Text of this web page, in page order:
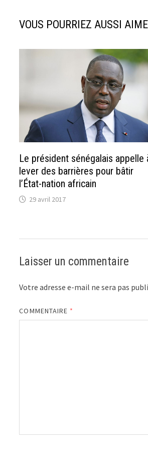
VOUS POURRIEZ AUSSI
Le président sénégalais appelle
lever des barrières pour bâtir
l’État-nation africain
29 avril 2017
Laisser un commentaire
Votre adresse e-mail ne sera pas
COMMENTAIRE *